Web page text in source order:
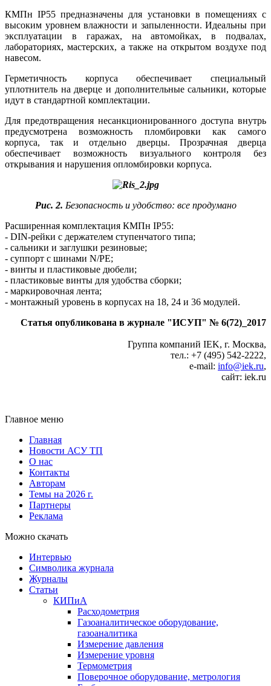
КМПн IP55 предназначены для установки в помещениях с
высоким уровнем влажности и запыленности. Идеальны при
эксплуатации в гаражах, на автомойках, в подвалах,
лабораториях, мастерских, а также на открытом воздухе под
навесом.
Герметичность корпуса обеспечивает специальный
уплотнитель на дверце и дополнительные сальники, которые
идут в стандартной комплектации.
Для предотвращения несанкционированного доступа внутрь
предусмотрена возможность пломбировки как самого
корпуса, так и отдельно дверцы. Прозрачная дверца
обеспечивает возможность визуального контроля без
открывания и нарушения опломбировки корпуса.
Рис. 2. Безопасность и удобство: все продумано
Расширенная комплектация КМПн IP55:
- DIN-рейки с держателем ступенчатого типа;
- сальники и заглушки резиновые;
- суппорт с шинами N/PE;
- винты и пластиковые дюбели;
- пластиковые винты для удобства сборки;
- маркировочная лента;
- монтажный уровень в корпусах на 18, 24 и 36 модулей.
Статья опубликована в журнале "ИСУП" № 6(72)_2017
Группа компаний IEK, г. Москва,
тел.: +7 (495) 542-2222,
e‑mail: info@iek.ru,
сайт: iek.ru
Главное меню
Главная
Новости АСУ ТП
О нас
Контакты
Авторам
Темы на 2026 г.
Партнеры
Реклама
Можно скачать
Интервью
Символика журнала
Журналы
Статьи
КИПиА
Расходометрия
Газоаналитическое оборудование,
газоаналитика
Измерение давления
Измерение уровня
Термометрия
Поверочное оборудование, метрология